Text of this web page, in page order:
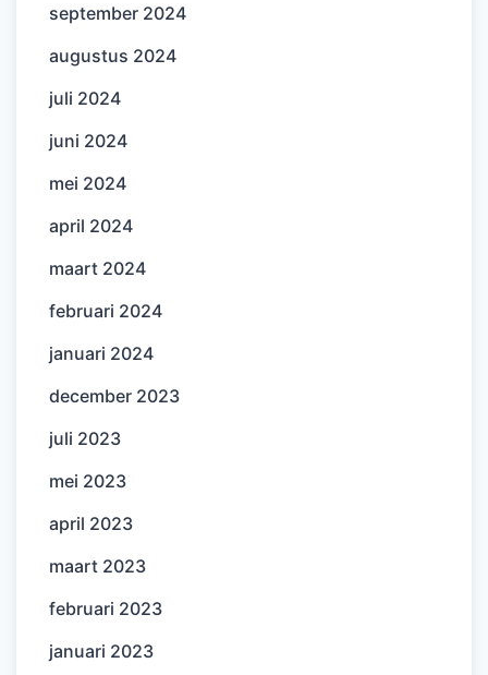
september 2024
augustus 2024
juli 2024
juni 2024
mei 2024
april 2024
maart 2024
februari 2024
januari 2024
december 2023
juli 2023
mei 2023
april 2023
maart 2023
februari 2023
januari 2023